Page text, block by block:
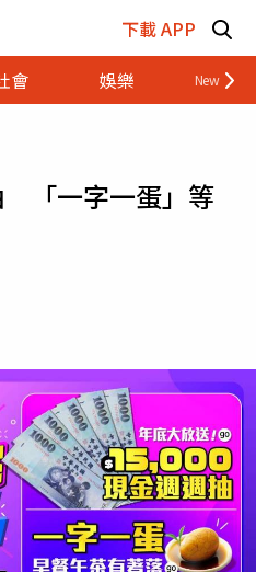
下載 APP
會 娛樂 財經
「一字一蛋」等